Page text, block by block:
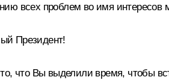
всех проблем во имя
Президент!
что Вы выделили время, чтобы